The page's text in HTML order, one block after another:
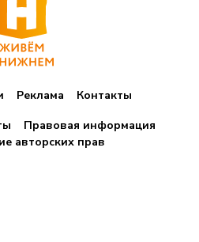
Реклама
Контакты
Правовая информация
авторских прав